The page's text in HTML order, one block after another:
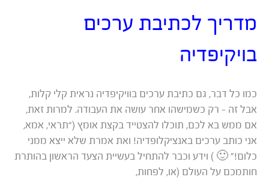
מדריך לכתיבת ערכים
בויקיפדיה
כמו כל דבר, גם כתיבת ערכים בוויקיפדיה נראית קלי קלות,
אבל זה – רק כשמישהו אחר עושה את העבודה. למרות זאת,
אם ממש בא לכם, תוכלו להצטייד בקצת אומץ (“תראי, אמא,
אני כותב ערכים באנציקלופדיה! ואת אמרת שלא ייצא ממני
כלום!” 🙂 ) וידע וכבר להתחיל בעשיית הצעד הראשון בהותרת
חותמכם על העולם (או, לפחות,